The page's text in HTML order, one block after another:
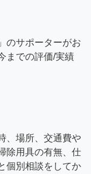
のサポーターがお
までの評価/実績
、場所、交通費や
除用具の有無、仕
個別相談をしてか